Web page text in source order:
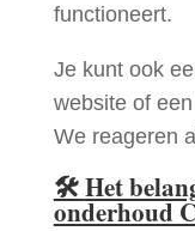
functioneert.
Je kunt ook
website of
We reageren
🛠Het
onderhoud